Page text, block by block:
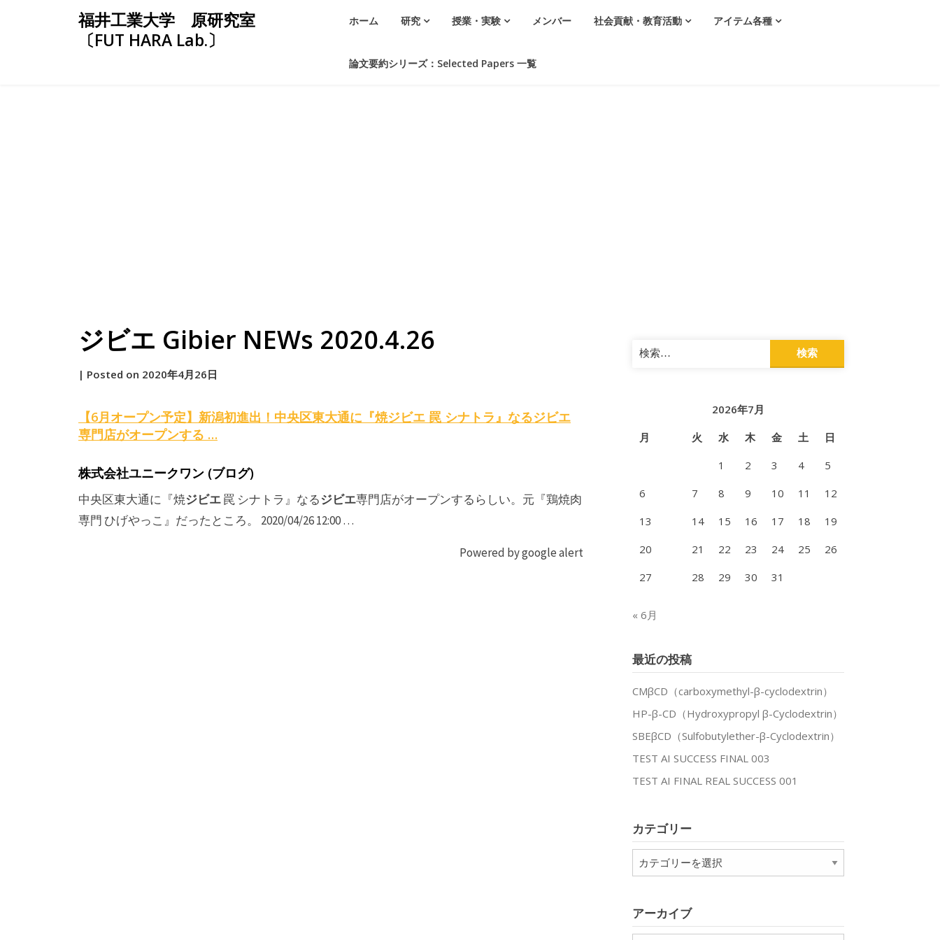
福井工業大学 原研究室
〔FUT HARA Lab.〕
ホーム 研究 授業・実験 メンバー 社会貢献・教育活動 アイテム各種
論文要約シリーズ：Selected Papers 一覧
ジビエ Gibier NEWs 2020.4.26
by
| Posted on 2020年4月26日
【6月オープン予定】新潟初進出！中央区東大通に『焼ジビエ 罠 シナトラ』なるジビエ
専門店がオープンする …
株式会社ユニークワン (ブログ)
中央区東大通に『焼ジビエ罠 シナトラ』なるジビエ専門店がオープンするらしい。元『鶏焼肉
専門 ひげやっこ』だったところ。 2020/04/26 12:00 …
Powered by google alert
検
索:
2026年7月
月
火 水 木 金 土
日
1
2 3 4
5
6
7 8 9 10 11
12
13
14 15 16 17 18
19
20
21 22 23 24 25
26
27
28 29 30 31
« 6月
最近の投稿
CMβCD（carboxymethyl-β-cyclodextrin）
HP-β-CD（Hydroxypropyl β-Cyclodextrin）
SBEβCD（Sulfobutylether-β-Cyclodextrin）
TEST AI SUCCESS FINAL 003
TEST AI FINAL REAL SUCCESS 001
カテゴリー
テ
ー
アーカイブ